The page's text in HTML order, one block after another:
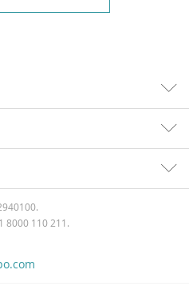
8000 110 211.